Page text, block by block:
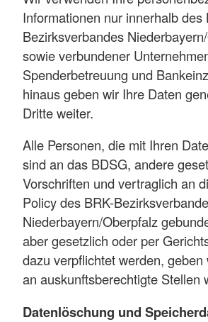
Informationen nur innerhalb des
Bezirksverbandes
sowie verbundener
Spenderbetreuung und
hinaus geben wir Ihre Daten
Dritte weiter.
Alle Personen, die mit Ihren
sind an das BDSG, andere
Vorschriften und vertraglich an
Policy des BRK-
Niederbayern/Oberpfalz
aber gesetzlich oder per
dazu verpflichtet werden, geben
an auskunftsberechtigte Stellen
Datenlöschung und